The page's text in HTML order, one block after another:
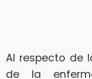
Al respecto de
de la